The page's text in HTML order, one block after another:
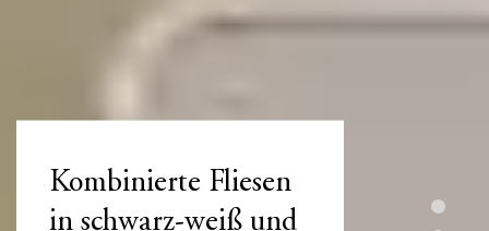
Kombinierte Fliesen
in schwarz-weiß und